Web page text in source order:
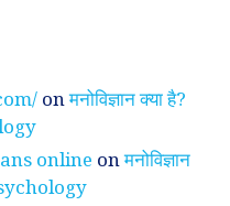
onमनोविज्ञान क्या है?
online onमनोविज्ञान